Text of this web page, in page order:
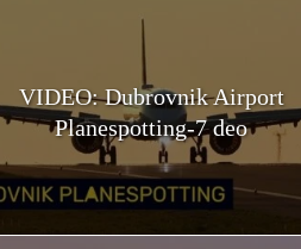
VIDEO: Dubrovnik Airport
Planespotting-7 deo